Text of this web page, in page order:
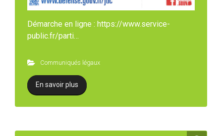
Démarche en ligne : https://www.service-
public.fr/parti…
Communiqués légaux
En savoir plus